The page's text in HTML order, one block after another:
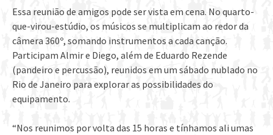
Essa reunião de amigos pode ser vista em cena. No quarto-
que-virou-estúdio, os músicos se multiplicam ao redor da
câmera 360º, somando instrumentos a cada canção.
Participam Almir e Diego, além de Eduardo Rezende
(pandeiro e percussão), reunidos em um sábado nublado no
Rio de Janeiro para explorar as possibilidades do
equipamento.
“Nos reunimos por volta das 15 horas e tínhamos ali umas